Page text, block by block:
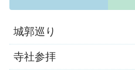
城郭巡り
寺社参拝